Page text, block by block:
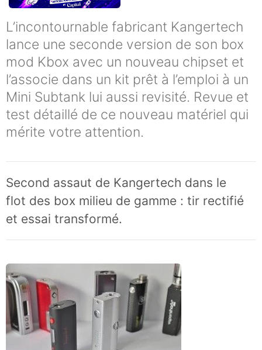
L’incontournable fabricant Kangertech
lance une seconde version de son box
mod Kbox avec un nouveau chipset et
l’associe dans un kit prêt à l’emploi à un
Mini Subtank lui aussi revisité. Revue et
test détaillé de ce nouveau matériel qui
mérite votre attention.
Second assaut de Kangertech dans le
flot des box milieu de gamme : tir rectifié
et essai transformé.